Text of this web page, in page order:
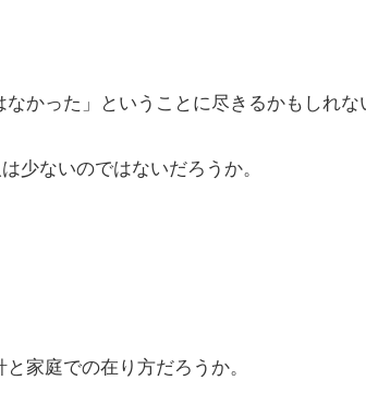
かった」ということに尽きるかもしれな
少ないのではないだろうか。
家庭での在り方だろうか。